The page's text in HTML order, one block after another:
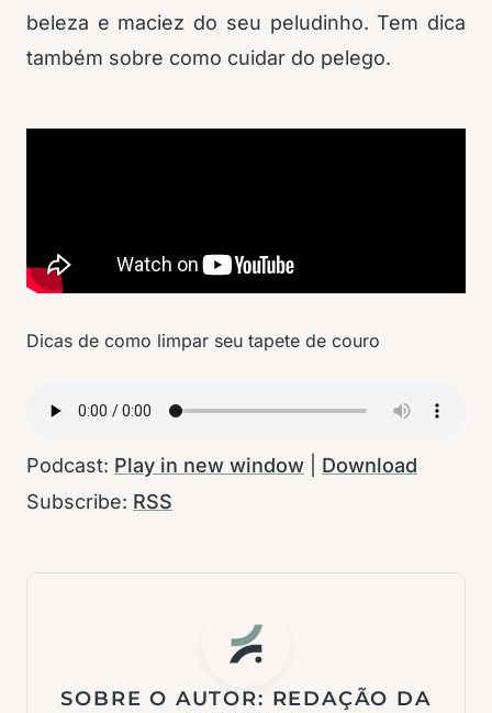
beleza e maciez do seu peludinho. Tem dica
também sobre como cuidar do pelego.
Dicas de como limpar seu tapete de couro
Podcast: Play in new window
Download
Subscribe: RSS
SOBRE O AUTOR: REDAÇÃO DA